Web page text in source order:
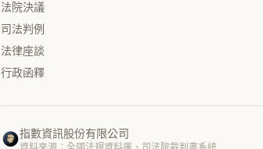
法院決議
司法判例
法律座談
行政函釋
指數資訊股份有限公司